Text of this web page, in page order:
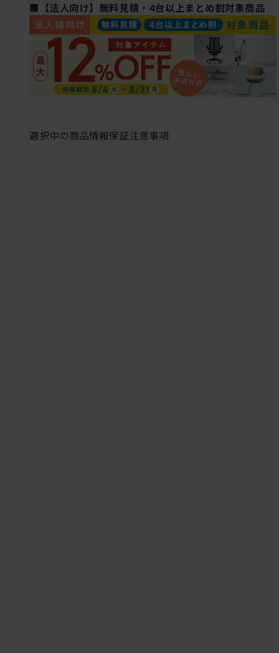
■【法人向け】無料見積・4台以上まとめ割対象商品
選択中の商品情報保証注意事項